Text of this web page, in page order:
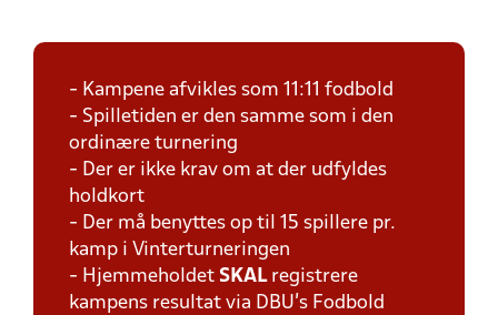
- Kampene afvikles som 11:11 fodbold
- Spilletiden er den samme som i den
ordinære turnering
- Der er ikke krav om at der udfyldes
holdkort
- Der må benyttes op til 15 spillere pr.
kamp i Vinterturneringen
- Hjemmeholdet SKAL registrere
kampens resultat via DBU's Fodbold